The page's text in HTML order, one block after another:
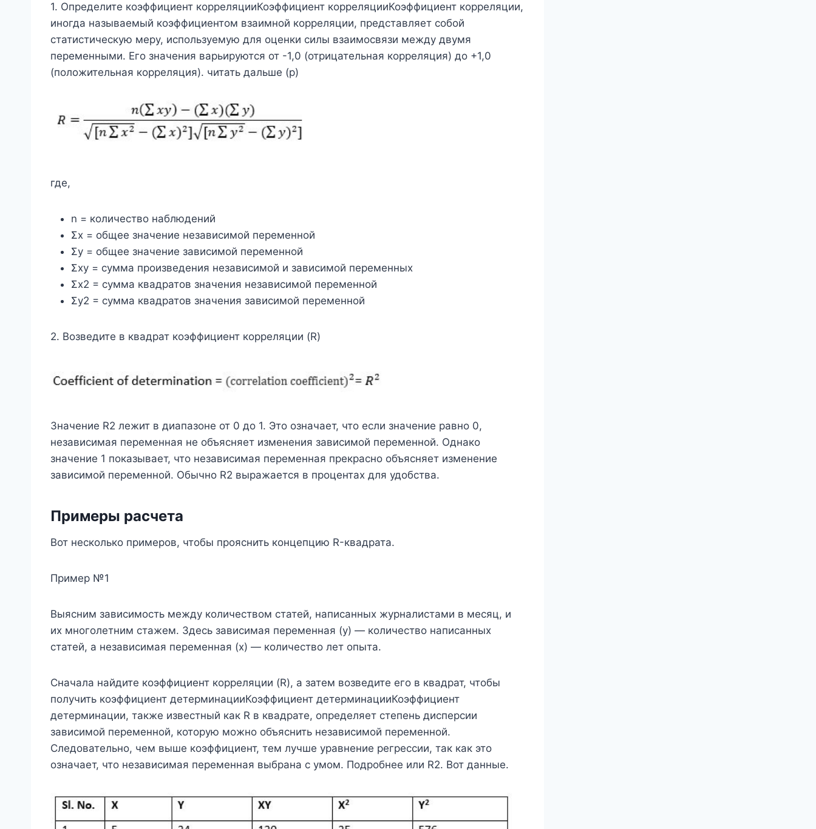
1. Определите коэффициент корреляцииКоэффициент корреляцииКоэффициент корреляции,
иногда называемый коэффициентом взаимной корреляции, представляет собой
статистическую меру, используемую для оценки силы взаимосвязи между двумя
переменными. Его значения варьируются от -1,0 (отрицательная корреляция) до +1,0
(положительная корреляция). читать дальше (р)
где,
n = количество наблюдений
Σx = общее значение независимой переменной
Σy = общее значение зависимой переменной
Σxy = сумма произведения независимой и зависимой переменных
Σx2 = сумма квадратов значения независимой переменной
Σy2 = сумма квадратов значения зависимой переменной
2. Возведите в квадрат коэффициент корреляции (R)
Значение R2 лежит в диапазоне от 0 до 1. Это означает, что если значение равно 0,
независимая переменная не объясняет изменения зависимой переменной. Однако
значение 1 показывает, что независимая переменная прекрасно объясняет изменение
зависимой переменной. Обычно R2 выражается в процентах для удобства.
Примеры расчета
Вот несколько примеров, чтобы прояснить концепцию R-квадрата.
Пример №1
Выясним зависимость между количеством статей, написанных журналистами в месяц, и
их многолетним стажем. Здесь зависимая переменная (y) — количество написанных
статей, а независимая переменная (x) — количество лет опыта.
Сначала найдите коэффициент корреляции (R), а затем возведите его в квадрат, чтобы
получить коэффициент детерминацииКоэффициент детерминацииКоэффициент
детерминации, также известный как R в квадрате, определяет степень дисперсии
зависимой переменной, которую можно объяснить независимой переменной.
Следовательно, чем выше коэффициент, тем лучше уравнение регрессии, так как это
означает, что независимая переменная выбрана с умом. Подробнее или R2. Вот данные.